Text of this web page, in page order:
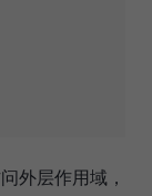
外层作用域，